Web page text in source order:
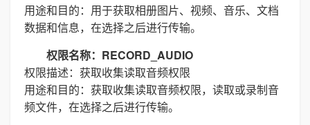
用途和目的：用于获取相册图片、视频、音乐、文档
数据和信息，在选择之后进行传输。
权限名称：RECORD_AUDIO
权限描述：获取收集读取音频权限
用途和目的：获取收集读取音频权限，读取或录制音
频文件，在选择之后进行传输。